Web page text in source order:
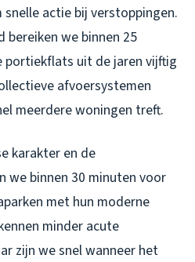
actie bij verstoppingen.
bereiken we binnen 25
portiekflats uit de jaren vijftig
afvoersystemen
meerdere woningen treft.
karakter en de
we binnen 30 minuten voor
met hun moderne
minder acute
zijn we snel wanneer het